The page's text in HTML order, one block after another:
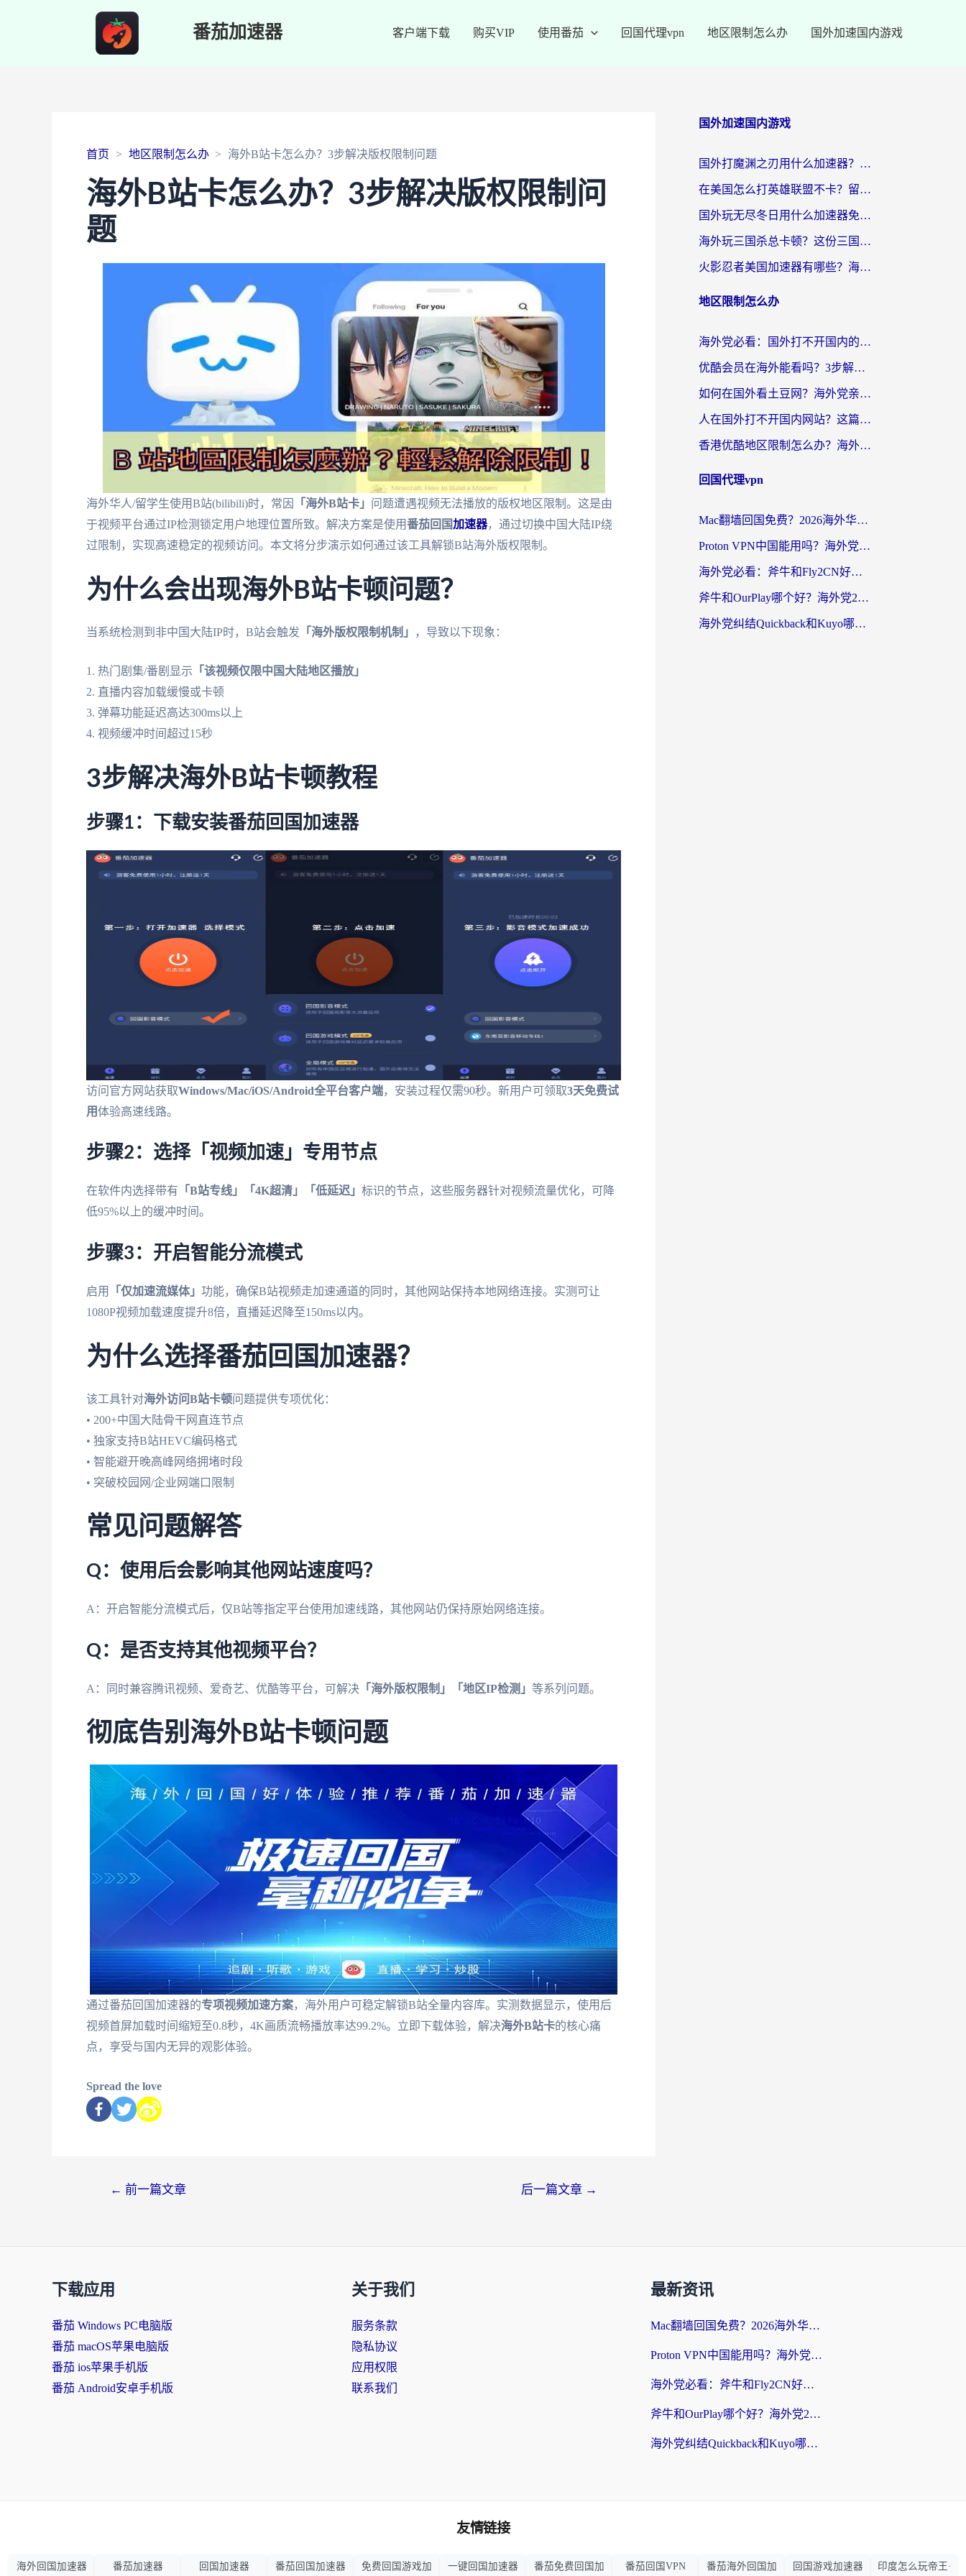
番茄加速器 客户端下载 购买VIP 使用番茄 回国代理vpn 地区限制怎么办 国外加速国内游戏
首页 地区限制怎么办 海外B站卡怎么办？3步解决版权限制问题
海外B站卡怎么办？3步解决版权限制问
题
海外华人/留学生使用B站(bilibili)时，常因 「海外B站卡」 问题遭遇视频无法播放的版权地区限制。这是由
于视频平台通过IP检测锁定用户地理位置所致。解决方案是使用番茄回国加速器，通过切换中国大陆IP绕
过限制，实现高速稳定的视频访问。本文将分步演示如何通过该工具解锁B站海外版权限制。
为什么会出现海外B站卡顿问题？
当系统检测到非中国大陆IP时，B站会触发 「海外版权限制机制」 ，导致以下现象：
1. 热门剧集/番剧显示 「该视频仅限中国大陆地区播放」
2. 直播内容加载缓慢或卡顿
3. 弹幕功能延迟高达300ms以上
4. 视频缓冲时间超过15秒
3步解决海外B站卡顿教程
步骤1：下载安装番茄回国加速器
访问官方网站获取Windows/Mac/iOS/Android全平台客户端，安装过程仅需90秒。新用户可领取3天免费试
用体验高速线路。
步骤2：选择「视频加速」专用节点
在软件内选择带有 「B站专线」「4K超清」「低延迟」 标识的节点，这些服务器针对视频流量优化，可降
低95%以上的缓冲时间。
步骤3：开启智能分流模式
启用 「仅加速流媒体」 功能，确保B站视频走加速通道的同时，其他网站保持本地网络连接。实测可让
1080P视频加载速度提升8倍，直播延迟降至150ms以内。
为什么选择番茄回国加速器？
该工具针对海外访问B站卡顿问题提供专项优化：
• 200+中国大陆骨干网直连节点
• 独家支持B站HEVC编码格式
• 智能避开晚高峰网络拥堵时段
• 突破校园网/企业网端口限制
常见问题解答
Q：使用后会影响其他网站速度吗？
A：开启智能分流模式后，仅B站等指定平台使用加速线路，其他网站仍保持原始网络连接。
Q：是否支持其他视频平台？
A：同时兼容腾讯视频、爱奇艺、优酷等平台，可解决 「海外版权限制」「地区IP检测」 等系列问题。
彻底告别海外B站卡顿问题
通过番茄回国加速器的专项视频加速方案，海外用户可稳定解锁B站全量内容库。实测数据显示，使用后
视频首屏加载时间缩短至0.8秒，4K画质流畅播放率达99.2%。立即下载体验，解决海外B站卡的核心痛
点，享受与国内无异的观影体验。
Spread the love
← 前一篇文章 后一篇文章 →
国外加速国内游戏
国外打魔渊之刃用什么加速器？2026海外玩家国服游戏加速全攻略（附闪耀暖暖&复苏的魔女避坑指南）
在美国怎么打英雄联盟不卡？留学生亲测的国服游戏加速全攻略
国外玩无尽冬日用什么加速器免费？海外党国服游戏加速避坑指南
海外玩三国杀总卡顿？这份三国杀游戏加速器指南帮你告别延迟烦恼
火影忍者美国加速器有哪些？海外党亲测的国服游戏加速全攻略（含菲律宾玩三国之刃守望黎明技巧）
地区限制怎么办
海外党必看：国外打不开国内的app怎么办？3步解决你的乡愁
优酷会员在海外能看吗？3步解决海外追剧难题，附实测好用加速器推荐
如何在国外看土豆网？海外党亲测有效的追剧加速器选择指南
人在国外打不开国内网站？这篇攻略帮你无缝解锁国内资源（附交管12123使用技巧）
香港优酷地区限制怎么办？海外党亲测有效的追剧解决方案
回国代理vpn
Mac翻墙回国免费？2026海外华人亲测：从CCTV5直播到国内APP，这样选加速器才靠谱
Proton VPN中国能用吗？海外党选回国加速器的避坑指南（附番茄加速器实测）
海外党必看：斧牛和Fly2CN好用吗？3招教你选对回国加速器（附免费试用攻略）
斧牛和OurPlay哪个好？海外党2026亲测：选对加速器，国内资源秒加载
海外党纠结Quickback和Kuyo哪个好？选对回国加速器才能无缝刷国内资源
下载应用
番茄 Windows PC电脑版
番茄 macOS苹果电脑版
番茄 ios苹果手机版
番茄 Android安卓手机版
关于我们
服务条款
隐私协议
应用权限
联系我们
最新资讯
Mac翻墙回国免费？2026海外华人亲测：从CCTV5直播到国内APP，这样选加速器才靠谱
Proton VPN中国能用吗？海外党选回国加速器的避坑指南（附番茄加速器实测）
海外党必看：斧牛和Fly2CN好用吗？3招教你选对回国加速器（附免费试用攻略）
斧牛和OurPlay哪个好？海外党2026亲测：选对加速器，国内资源秒加载
海外党纠结Quickback和Kuyo哪个好？选对回国加速器才能无缝刷国内资源
友情链接
海外回国加速器 番茄加速器 回国加速器 番茄回国加速器 免费回国游戏加 一键回国加速器 番茄免费回国加 番茄回国VPN 番茄海外回国加 回国游戏加速器 印度怎么玩帝王·